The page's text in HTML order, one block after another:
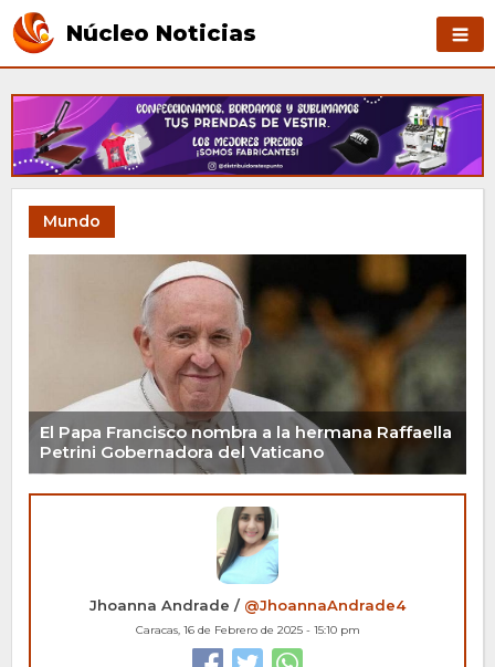
Núcleo Noticias
Mundo
El Papa Francisco nombra a la hermana Raffaella
Petrini Gobernadora del Vaticano
Jhoanna Andrade / @JhoannaAndrade4
Caracas, 16 de Febrero de 2025 - 15:10 pm